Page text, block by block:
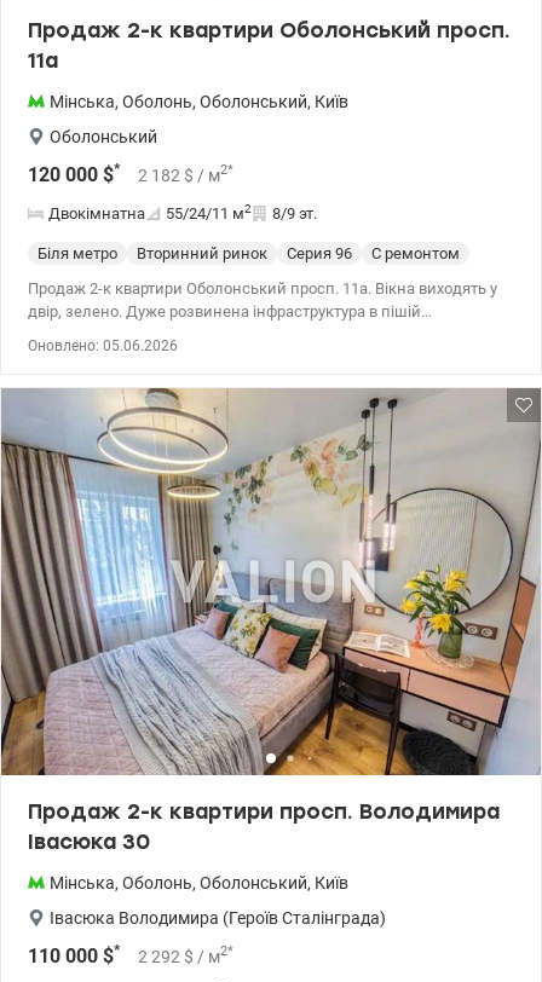
Продаж 2-к квартири Оболонський просп.
11а
Мінська, Оболонь, Оболонський, Київ
Оболонський
120 000 $* 2 182 $ / м2*
Двокімнатна 55/24/11 м2 8/9 эт.
Біля метро Вторинний ринок Cерия 96
С ремонтом
Продаж 2-к квартири Оболонський просп. 11а. Вікна виходять у
двір, зелено. Дуже розвинена інфраструктура в пішій
господарське приміщення (кладова). Квартира оздоблена
сучасною технікою. 044 200 10 80 valion.ua/1149683
Оновлено: 05.06.2026
Продаж 2-к квартири просп. Володимира
Івасюка 30
Мінська, Оболонь, Оболонський, Київ
Івасюка Володимира (Героїв Сталінграда)
110 000 $* 2 292 $ / м2*